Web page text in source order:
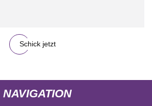
Schick jetzt
NAVIGATION